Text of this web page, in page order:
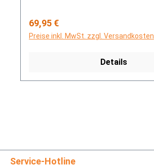
Regulärer Preis:
69,95 €
Preise inkl. MwSt. zzgl. Versandkosten
Details
Service-Hotline